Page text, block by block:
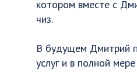
котором вместе с
чиз.
В будущем Дмитрий
услуг и в полной